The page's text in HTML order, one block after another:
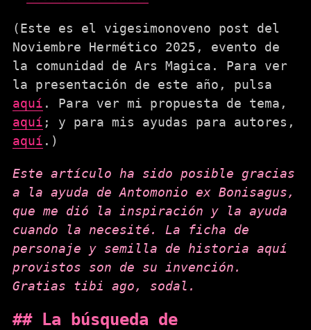
(Este es el vigesimonoveno post del
Noviembre Hermético 2025, evento de
la comunidad de Ars Magica. Para ver
la presentación de este año, pulsa
aquí . Para ver mi propuesta de tema,
aquí ; y para mis ayudas para autores,
aquí .)
Este artículo ha sido posible gracias
a la ayuda de Antomonio ex Bonisagus,
que me dió la inspiración y la ayuda
cuando la necesité. La ficha de
personaje y semilla de historia aquí
provistos son de su invención.
Gratias tibi ago, sodal.
La búsqueda de